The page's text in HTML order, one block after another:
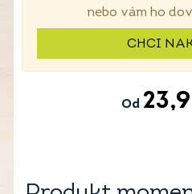
nebo vám ho
CHCI
Od